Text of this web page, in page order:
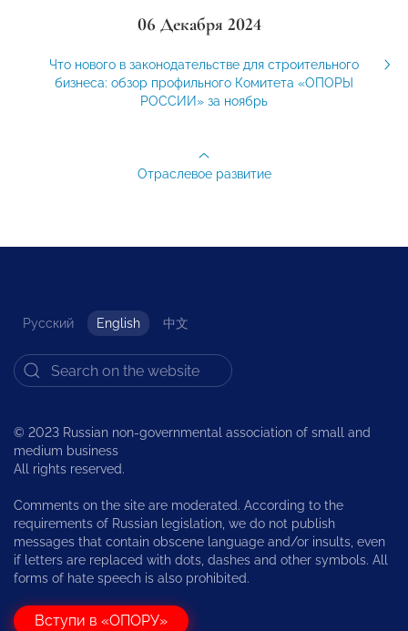
06 Декабря 2024
Что нового в законодательстве для строительного
бизнеса: обзор профильного Комитета «ОПОРЫ
РОССИИ» за ноябрь
Отраслевое развитие
Русский English 中文
© 2023 Russian non-governmental association of small and
medium business
All rights reserved.
Comments on the site are moderated. According to the
requirements of Russian legislation, we do not publish
messages that contain obscene language and/or insults, even
if letters are replaced with dots, dashes and other symbols. All
forms of hate speech is also prohibited.
Вступи в «ОПОРУ»